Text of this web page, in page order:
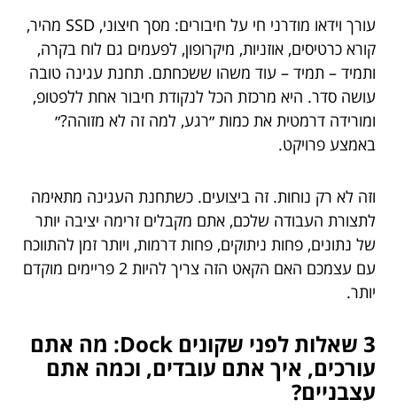
עורך וידאו מודרני חי על חיבורים: מסך חיצוני, SSD מהיר,
קורא כרטיסים, אוזניות, מיקרופון, לפעמים גם לוח בקרה,
ותמיד – תמיד – עוד משהו ששכחתם. תחנת עגינה טובה
עושה סדר. היא מרכזת הכל לנקודת חיבור אחת ללפטופ,
ומורידה דרמטית את כמות ״רגע, למה זה לא מזוהה?״
באמצע פרויקט.
וזה לא רק נוחות. זה ביצועים. כשתחנת העגינה מתאימה
לתצורת העבודה שלכם, אתם מקבלים זרימה יציבה יותר
של נתונים, פחות ניתוקים, פחות דרמות, ויותר זמן להתווכח
עם עצמכם האם הקאט הזה צריך להיות 2 פריימים מוקדם
יותר.
3 שאלות לפני שקונים Dock: מה אתם
עורכים, איך אתם עובדים, וכמה אתם
עצבניים?